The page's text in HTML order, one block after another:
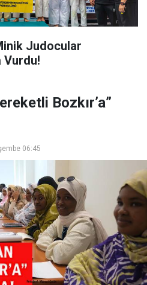
Judocular
Vurdu!
Bozkır’a”
06:45